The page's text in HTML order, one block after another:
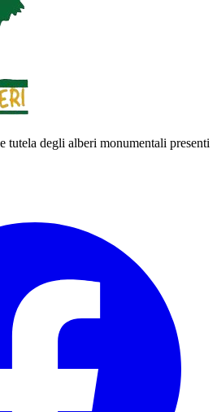
tutela degli alberi monumentali presenti